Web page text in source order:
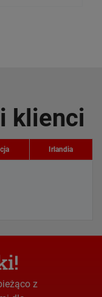
klienci
Irlandia
z